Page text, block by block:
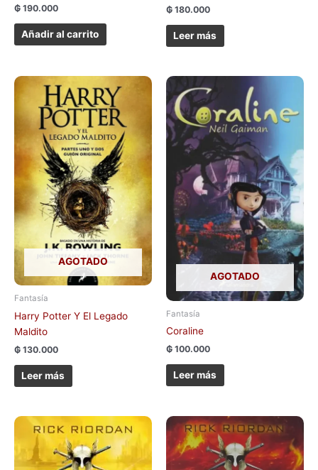
₲ 190.000
Añadir al carrito
₲ 180.000
Leer más
AGOTADO
Fantasía
Harry Potter Y El Legado
Maldito
₲ 130.000
Leer más
AGOTADO
Fantasía
Coraline
₲ 100.000
Leer más